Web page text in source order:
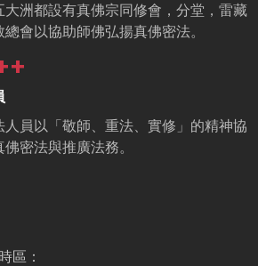
大洲都設有真佛宗同修會，分堂，雷藏
會以協助師佛弘揚真佛密法。
人員以「敬師、重法、實修」的精神協
密法與推廣法務。
區：